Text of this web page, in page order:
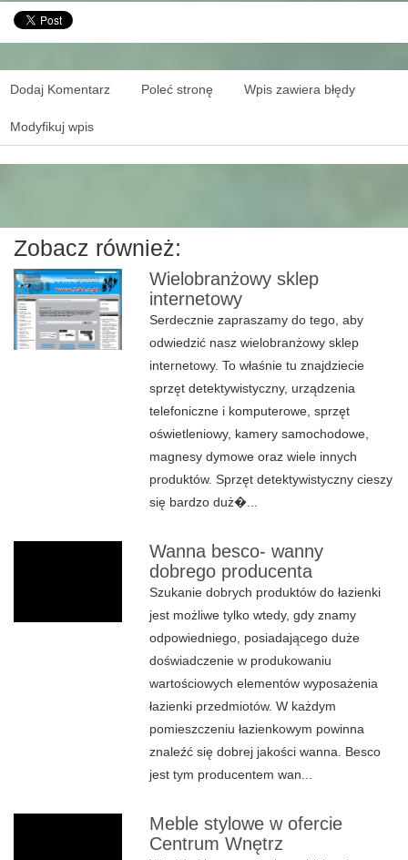
Dodaj Komentarz Poleć stronę Wpis zawiera błędy
Modyfikuj wpis
Zobacz również:
Wielobranżowy sklep
internetowy
Serdecznie zapraszamy do tego, aby
odwiedzić nasz wielobranżowy sklep
internetowy. To właśnie tu znajdziecie
sprzęt detektywistyczny, urządzenia
telefoniczne i komputerowe, sprzęt
oświetleniowy, kamery samochodowe,
magnesy dymowe oraz wiele innych
produktów. Sprzęt detektywistyczny cieszy
się bardzo duż�...
Wanna besco- wanny
dobrego producenta
Szukanie dobrych produktów do łazienki
jest możliwe tylko wtedy, gdy znamy
odpowiedniego, posiadającego duże
doświadczenie w produkowaniu
wartościowych elementów wyposażenia
łazienki przedmiotów. W każdym
pomieszczeniu łazienkowym powinna
znaleźć się dobrej jakości wanna. Besco
jest tym producentem wan...
Meble stylowe w ofercie
Centrum Wnętrz